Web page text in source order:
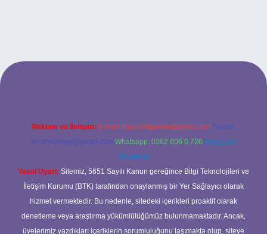
giriş adresi
Reklam ve İletişim: E-mail: backlinkpaneli@gmail.com Teams:
forumhizmeti@gmail.com Whatsapp: 0262 606 0 726 Telegram:
@karabul
Yasal Uyarı: Sitemiz, 5651 Sayılı Kanun gereğince Bilgi Teknolojileri ve
İletişim Kurumu (BTK) tarafından onaylanmış bir Yer Sağlayıcı olarak
hizmet vermektedir. Bu nedenle, sitedeki içerikleri proaktif olarak
denetleme veya araştırma yükümlülüğümüz bulunmamaktadır. Ancak,
üyelerimiz yazdıkları içeriklerin sorumluluğunu taşımakta olup, siteye